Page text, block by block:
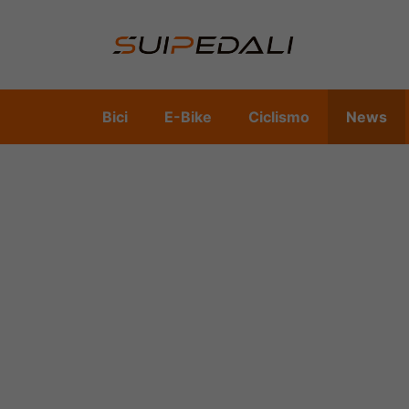
Bici E-Bike Ciclismo News